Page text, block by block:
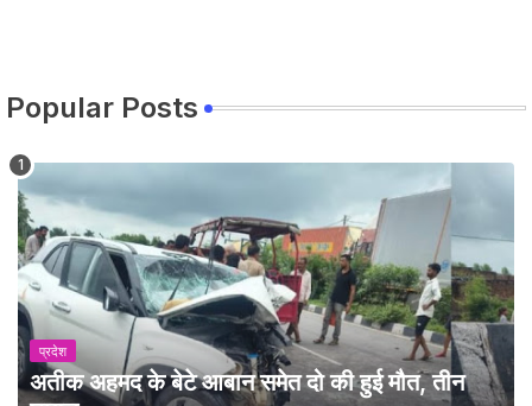
Popular Posts
प्रदेश
अतीक अहमद के बेटे आबान समेत दो की हुई मौत, तीन